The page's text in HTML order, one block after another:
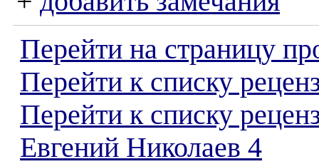
Перейти на страницу
Перейти к списку
Перейти к списку
Евгений Николаев 4